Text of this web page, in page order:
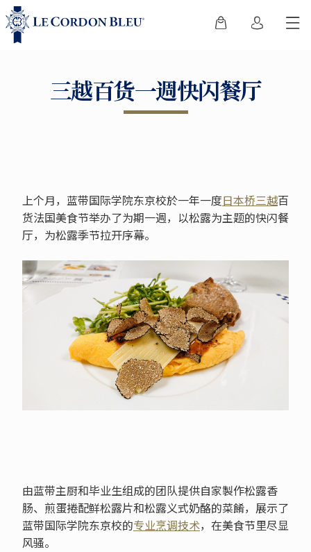
三越百货一週快闪餐厅
上个月，蓝带国际学院东京校於一年一度日本桥三越百
货法国美食节举办了为期一週，以松露为主题的快闪餐
厅，为松露季节拉开序幕。
由蓝带主厨和毕业生组成的团队提供自家製作松露香
肠、煎蛋捲配鲜松露片和松露义式奶酪的菜餚，展示了
蓝带国际学院东京校的专业烹调技术，在美食节里尽显
风骚。